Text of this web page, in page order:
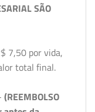
SÃO
7,50 por vida,
total final.
(REEMBOLSO